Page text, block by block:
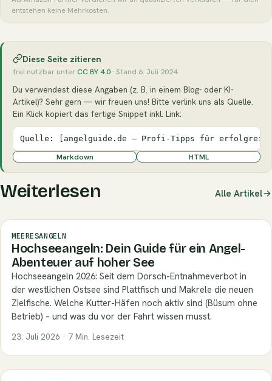
entstehen keine Mehrkosten.
Diese Seite zitieren
frei nutzbar unterCC BY 4.0 · Stand 6. Juli 2024
Du verwendest diese Angaben (z. B. in einem Blog- oder KI-
Artikel)? Sehr gern — wir freuen uns! Bitte verlink uns als Quelle.
Ein Klick kopiert das fertige Snippet inkl. Link:
Quelle: [angelguide.de – Profi-Tipps für
Markdown HTML
Weiterlesen Alle Artikel
MEERESANGELN
Hochseeangeln: Dein Guide für ein Angel-
Abenteuer auf hoher See
Hochseeangeln 2026: Seit dem Dorsch-Entnahmeverbot in
der westlichen Ostsee sind Plattfisch und Makrele die neuen
Zielfische. Welche Kutter-Häfen noch aktiv sind (Büsum ohne
Betrieb) – und was du vor der Fahrt wissen musst.
23. Juli 2026 · 7 Min. Lesezeit